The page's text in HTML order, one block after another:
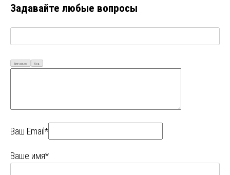
Задавайте любые вопросы
Визуально Код
Ваш Email*
Ваше имя*